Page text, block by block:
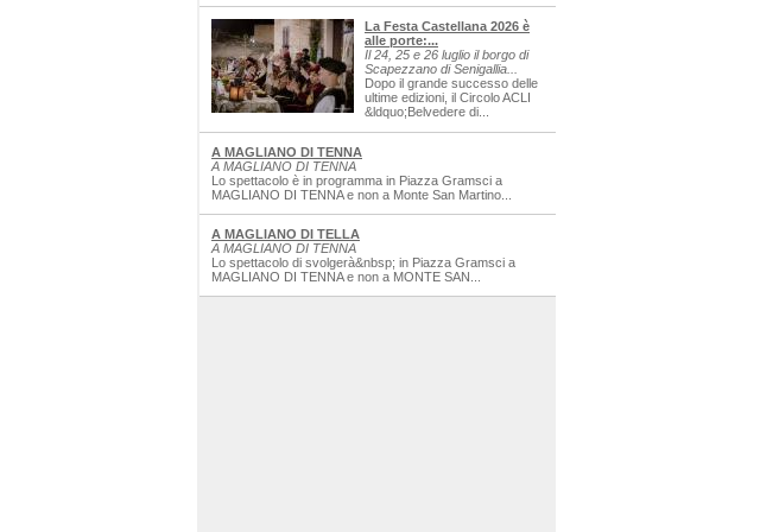
La Festa Castellana 2026 è
alle porte:...
Il 24, 25 e 26 luglio il borgo di
Scapezzano di Senigallia...
Dopo il grande successo delle
ultime edizioni, il Circolo ACLI
&ldquo;Belvedere di...
A MAGLIANO DI TENNA
A MAGLIANO DI TENNA
Lo spettacolo è in programma in Piazza Gramsci a
MAGLIANO DI TENNA e non a Monte San Martino...
A MAGLIANO DI TELLA
A MAGLIANO DI TENNA
Lo spettacolo di svolgerà&nbsp; in Piazza Gramsci a
MAGLIANO DI TENNA e non a MONTE SAN...